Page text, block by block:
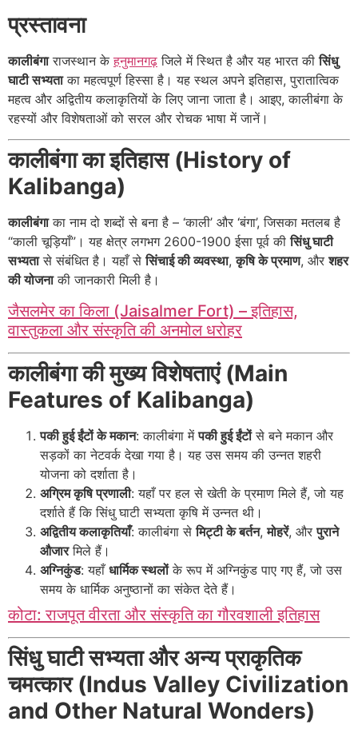
प्रस्तावना
कालीबंगाराजस्थान केहनुमानगढ़ जिले में स्थित है और यह भारत कीसिंधु
घाटी सभ्यताका महत्वपूर्ण हिस्सा है। यह स्थल अपने इतिहास, पुरातात्विक
महत्व और अद्वितीय कलाकृतियों के लिए जाना जाता है। आइए, कालीबंगा के
रहस्यों और विशेषताओं को सरल और रोचक भाषा में जानें।
कालीबंगा का इतिहास (History of
Kalibanga)
कालीबंगाका नाम दो शब्दों से बना है – ‘काली’ और ‘बंगा’, जिसका मतलब है
“काली चूड़ियाँ”। यह क्षेत्र लगभग 2600-1900 ईसा पूर्व कीसिंधु घाटी
सभ्यतासे संबंधित है। यहाँ सेसिंचाई की व्यवस्था,कृषि के प्रमाण, औरशहर
की योजनाकी जानकारी मिली है।
जैसलमेर का किला (Jaisalmer Fort) – इतिहास,
वास्तुकला और संस्कृति की अनमोल धरोहर
कालीबंगा की मुख्य विशेषताएं (Main
Features of Kalibanga)
पकी हुई ईंटों के मकान: कालीबंगा मेंपकी हुई ईंटोंसे बने मकान और
सड़कों का नेटवर्क देखा गया है। यह उस समय की उन्नत शहरी
योजना को दर्शाता है।
अग्रिम कृषि प्रणाली: यहाँ पर हल से खेती के प्रमाण मिले हैं, जो यह
दर्शाते हैं कि सिंधु घाटी सभ्यता कृषि में उन्नत थी।
अद्वितीय कलाकृतियाँ: कालीबंगा सेमिट्टी के बर्तन,मोहरें, औरपुराने
औजारमिले हैं।
अग्निकुंड: यहाँ धार्मिक स्थलोंके रूप में अग्निकुंड पाए गए हैं, जो उस
समय के धार्मिक अनुष्ठानों का संकेत देते हैं।
कोटा: राजपूत वीरता और संस्कृति का गौरवशाली इतिहास
सिंधु घाटी सभ्यता और अन्य प्राकृतिक
चमत्कार (Indus Valley Civilization
and Other Natural Wonders)